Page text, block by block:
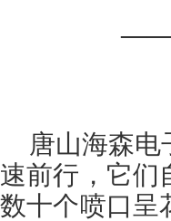
——
唐山海森
速前行，它们
数十个喷口